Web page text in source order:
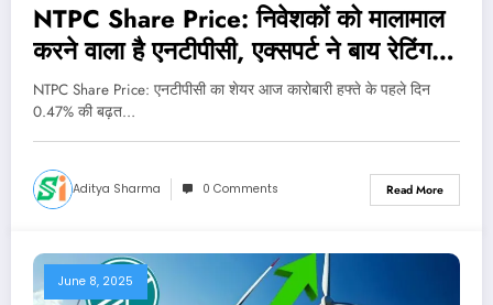
NTPC Share Price: निवेशकों को मालामाल
करने वाला है एनटीपीसी, एक्सपर्ट ने बाय रेटिंग के
साथ दिया बड़ा टारगेट!
NTPC Share Price: एनटीपीसी का शेयर आज कारोबारी हफ्ते के पहले दिन
0.47% की बढ़त…
Aditya Sharma 0 Comments Read More
June 8, 2025